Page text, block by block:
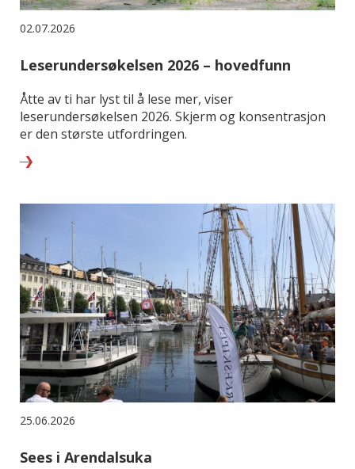
02.07.2026
Leserundersøkelsen 2026 – hovedfunn
Åtte av ti har lyst til å lese mer, viser
leserundersøkelsen 2026. Skjerm og konsentrasjon
er den største utfordringen.
25.06.2026
Sees i Arendalsuka